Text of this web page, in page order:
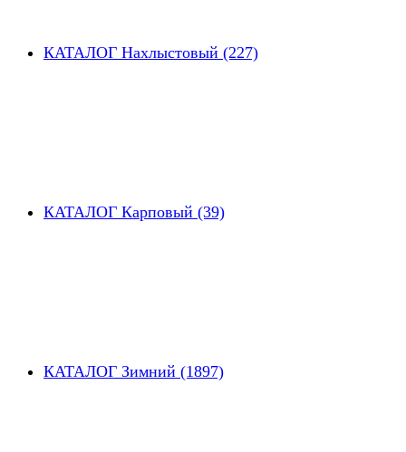
КАТАЛОГ Нахлыстовый (227)
КАТАЛОГ Карповый (39)
КАТАЛОГ Зимний (1897)